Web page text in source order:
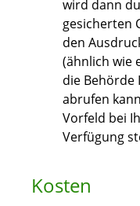
wird dann
gesicherten
den
(ähnlich wie
die Behörde
abrufen
Vorfeld bei
Verfügung
Kosten